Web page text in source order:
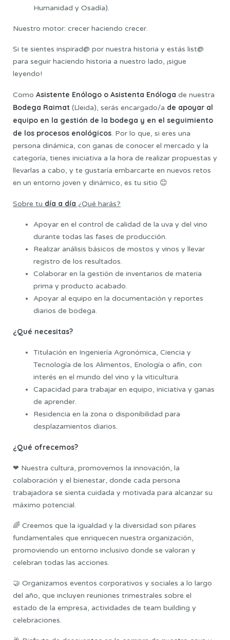
Humanidad y Osadía).
Nuestro motor: crecer haciendo crecer.
Si te sientes inspirad@ por nuestra historia y estás list@
para seguir haciendo historia a nuestro lado, ¡sigue
leyendo!
Como Asistente Enólogo o Asistenta Enóloga de nuestra
Bodega Raimat (Lleida), serás encargado/a de apoyar al
equipo en la gestión de la bodega y en el seguimiento
de los procesos enológicos. Por lo que, si eres una
persona dinámica, con ganas de conocer el mercado y la
categoría, tienes iniciativa a la hora de realizar propuestas y
llevarlas a cabo, y te gustaría embarcarte en nuevos retos
en un entorno joven y dinámico, es tu sitio 😊
Sobre tu día a día ¿Qué harás?
Apoyar en el control de calidad de la uva y del vino
durante todas las fases de producción.
Realizar análisis básicos de mostos y vinos y llevar
registro de los resultados.
Colaborar en la gestión de inventarios de materia
prima y producto acabado.
Apoyar al equipo en la documentación y reportes
diarios de bodega.
¿Qué necesitas?
Titulación en Ingeniería Agronómica, Ciencia y
Tecnología de los Alimentos, Enología o afín, con
interés en el mundo del vino y la viticultura.
Capacidad para trabajar en equipo, iniciativa y ganas
de aprender.
Residencia en la zona o disponibilidad para
desplazamientos diarios.
¿Qué ofrecemos?
❤ Nuestra cultura, promovemos la innovación, la
colaboración y el bienestar, donde cada persona
trabajadora se sienta cuidada y motivada para alcanzar su
máximo potencial.
🌈 Creemos que la igualdad y la diversidad son pilares
fundamentales que enriquecen nuestra organización,
promoviendo un entorno inclusivo donde se valoran y
celebran todas las acciones.
🤝 Organizamos eventos corporativos y sociales a lo largo
del año, que incluyen reuniones trimestrales sobre el
estado de la empresa, actividades de team building y
celebraciones.